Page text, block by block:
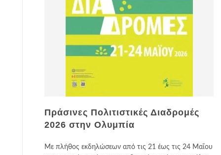
Πράσινες Πολιτιστικές Διαδρομές
2026 στην Ολυμπία
Με πλήθος εκδηλώσεων από τις 21 έως τις 24 Μαΐου